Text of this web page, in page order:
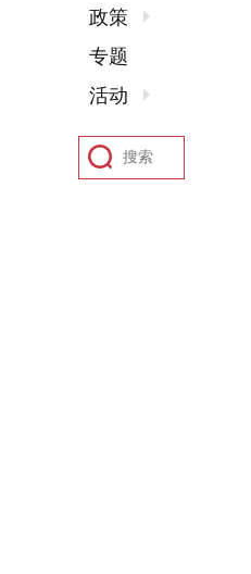
政策
专题
活动